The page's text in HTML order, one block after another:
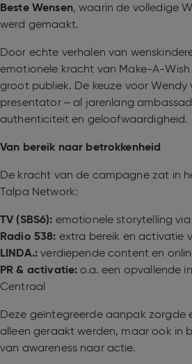
Beste Wensen, waarin de volledige
werd gemaakt.
Door echte verhalen van
emotionele kracht van Make-A-
groot publiek. De keuze voor Wendy
presentator – al jarenlang
authenticiteit en geloofwaardigheid.
Van bereik naar betrokkenheid
De kracht van de campagne zat in
Talpa Network:
TV (SBS6): emotionele storytelling
Radio 538: extra bereik en activatie
LINDA.:verdiepende content en
PR & activatie:o.a. een opvallende
Centraal
Deze geïntegreerde aanpak zorgde
alleen geraakt werden, maar ook in
van awareness naar actie.